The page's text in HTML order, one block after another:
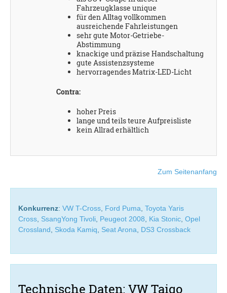
Fahrzeugklasse unique
für den Alltag vollkommen
ausreichende Fahrleistungen
sehr gute Motor-Getriebe-
Abstimmung
knackige und präzise Handschaltung
gute Assistenzsysteme
hervorragendes Matrix-LED-Licht
Contra:
hoher Preis
lange und teils teure Aufpreisliste
kein Allrad erhältlich
Zum Seitenanfang
Konkurrenz: VW T-Cross Ford Puma Toyota Yaris
Cross SsangYong Tivoli Peugeot 2008 Kia Stonic Opel
Crossland
Skoda Kamiq Seat Arona DS3 Crossback
Technische Daten: VW Taigo